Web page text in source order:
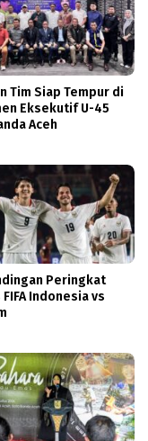
Tim Siap Tempur di
Eksekutif U-45
Aceh
Peringkat
Indonesia vs